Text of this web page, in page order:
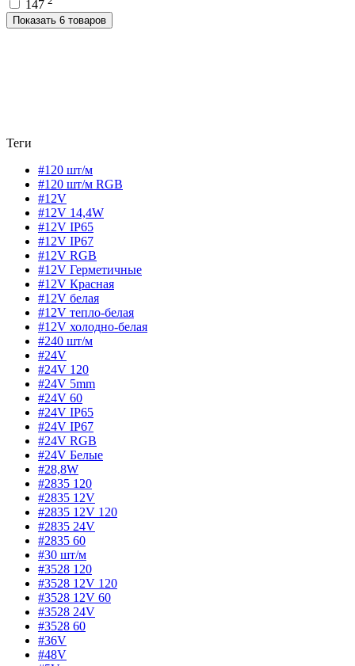
147
Показать 6 товаров
Теги
#120 шт/м
#120 шт/м RGB
#12V
#12V 14,4W
#12V IP65
#12V IP67
#12V RGB
#12V Герметичные
#12V Красная
#12V белая
#12V тепло-белая
#12V холодно-белая
#240 шт/м
#24V
#24V 120
#24V 5mm
#24V 60
#24V IP65
#24V IP67
#24V RGB
#24V Белые
#28,8W
#2835 120
#2835 12V
#2835 12V 120
#2835 24V
#2835 60
#30 шт/м
#3528 120
#3528 12V 120
#3528 12V 60
#3528 24V
#3528 60
#36V
#48V